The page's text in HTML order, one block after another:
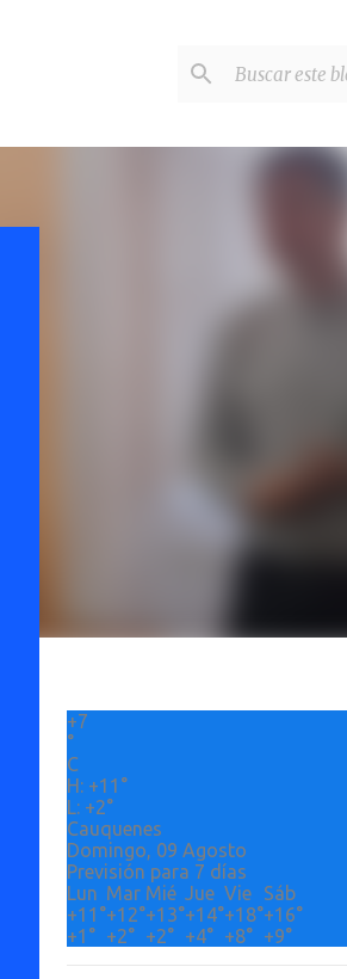
+7
°
C
H: +11°
L: +2°
Cauquenes
Domingo, 09 Agosto
Previsión para 7 días
Lun Mar Mié Jue Vie
Sáb
+11°+12°+13°+14°+18°+16°
+1° +2° +2° +4° +8° +9°